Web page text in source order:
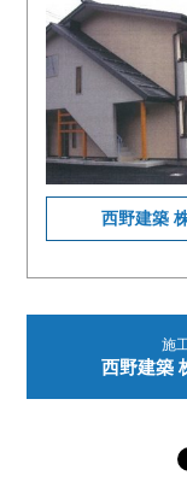
西野建築
施
西野建築